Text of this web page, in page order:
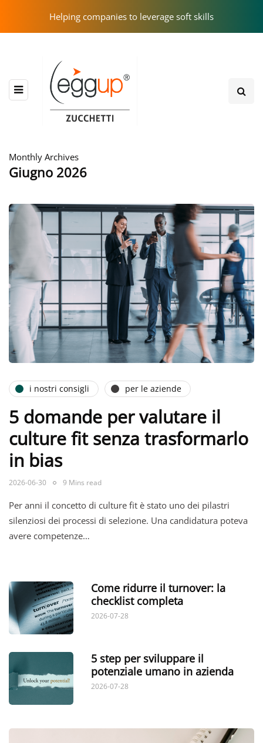
Helping companies to leverage soft skills
Monthly Archives
Giugno 2026
i nostri consigli per le aziende
5 domande per valutare il
culture fit senza trasformarlo
in bias
2026-06-30 9 Mins read
Per anni il concetto di culture fit è stato uno dei pilastri
silenziosi dei processi di selezione. Una candidatura poteva
avere competenze…
Come ridurre il turnover: la
checklist completa
2026-07-28
5 step per sviluppare il
potenziale umano in azienda
2026-07-28